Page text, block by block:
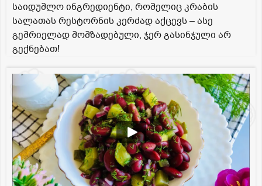
საიდუმლო ინგრედიენტი, რომელიც კრაბის
სალათას რესტორნის კერძად აქცევს – ასე
გემრიელად მომზადებული, ჯერ გასინჯული არ
გექნებათ!